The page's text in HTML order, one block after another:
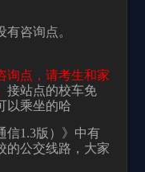
咨询点。
询点，请考生和家
接站点的校车免
以乘坐的哈
信1.3版）》中有
的公交线路，大家